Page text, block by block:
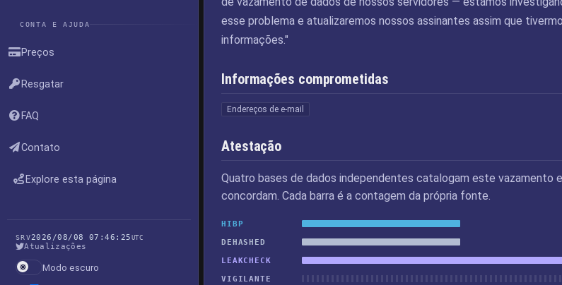
CONTA E AJUDA
Preços
Resgatar
FAQ
Contato
Explore esta página
SRV2026/08/08 07:46:25UTC
Atualizações
Modo escuro
esse problema e atualizaremos nossos assinantes assim que
informações."
Informações comprometidas
Endereços de e-mail
Atestação
Quatro bases de dados independentes catalogam este vazamento
concordam. Cada barra é a contagem da própria fonte.
HIBP
DEHASHED
LEAKCHECK
VIGILANTE